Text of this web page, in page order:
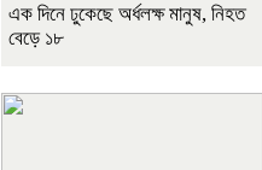
এক দিনে ঢুকেছে অর্ধলক্ষ মানুষ, নিহত
বেড়ে ১৮